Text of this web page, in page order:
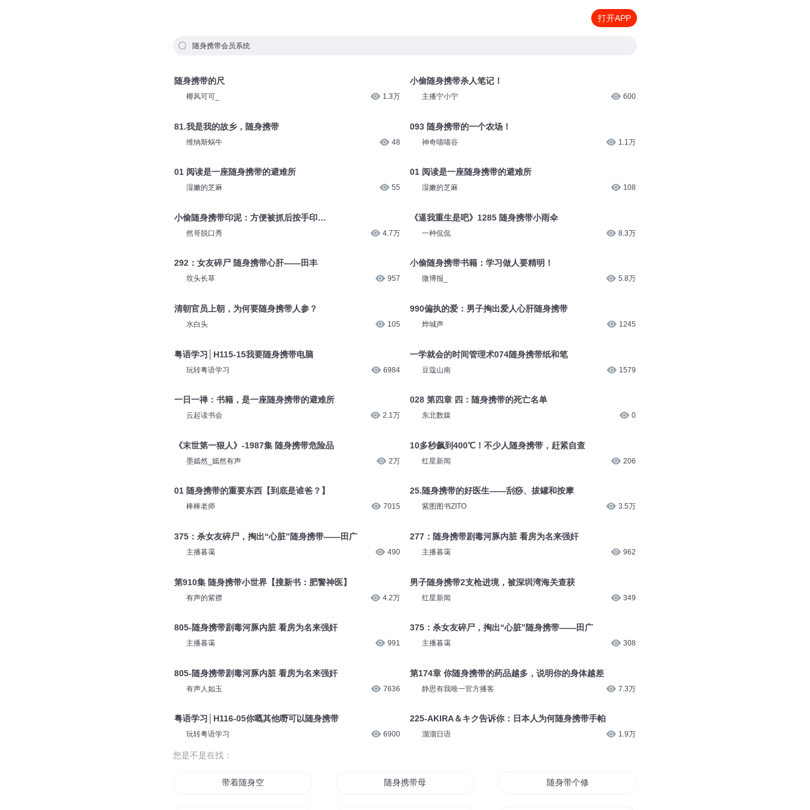
打开APP
随身携带会员系统
随身携带的尺
椰风可可_ 1.3万
81.我是我的故乡，随身携带
维纳斯蜗牛 48
01 阅读是一座随身携带的避难所
湿嫩的芝麻 55
小偷随身携带印泥：方便被抓后按手印…
然哥脱口秀 4.7万
292：女友碎尸 随身携带心肝——田丰
坟头长草 957
清朝官员上朝，为何要随身携带人参？
水白头 105
粤语学习│H115-15我要随身携带电脑
玩转粤语学习 6984
一日一禅：书籍，是一座随身携带的避难所
云起读书会 2.1万
《末世第一狠人》-1987集 随身携带危险品
墨嫣然_嫣然有声 2万
01 随身携带的重要东西【到底是谁爸？】
棒棒老师 7015
375：杀女友碎尸，掏出“心脏”随身携带——田广
主播暮霭 490
第910集 随身携带小世界【搜新书：肥警神医】
有声的紫襟 4.2万
805-随身携带剧毒河豚内脏 看房为名来强奸
主播暮霭 991
805-随身携带剧毒河豚内脏 看房为名来强奸
有声人如玉 7636
粤语学习│H116-05你嘅其他嘢可以随身携带
玩转粤语学习 6900
小偷随身携带杀人笔记！
主播宁小宁 600
093 随身携带的一个农场！
神奇喵喵谷 1.1万
01 阅读是一座随身携带的避难所
湿嫩的芝麻 108
《逼我重生是吧》1285 随身携带小雨伞
一种侃侃 8.3万
小偷随身携带书籍：学习做人要精明！
微博报_ 5.8万
990偏执的爱：男子掏出爱人心肝随身携带
烨城声 1245
一学就会的时间管理术074随身携带纸和笔
豆蔻山南 1579
028 第四章 四：随身携带的死亡名单
东北数媒 0
10多秒飙到400℃！不少人随身携带，赶紧自查
红星新闻 206
25.随身携带的好医生——刮痧、拔罐和按摩
紫图图书ZITO 3.5万
277：随身携带剧毒河豚内脏 看房为名来强奸
主播暮霭 962
男子随身携带2支枪进境，被深圳湾海关查获
红星新闻 349
375：杀女友碎尸，掏出“心脏”随身携带——田广
主播暮霭 308
第174章 你随身携带的药品越多，说明你的身体越差
静思有我唯一官方播客 7.3万
225-AKIRA＆キク告诉你：日本人为何随身携带手帕
溜溜日语 1.9万
您是不是在找：
带着随身空间 随身携带母皇 随身带个修真界